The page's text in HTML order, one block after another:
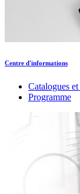
Centre d'informations
Catalogues
Programme